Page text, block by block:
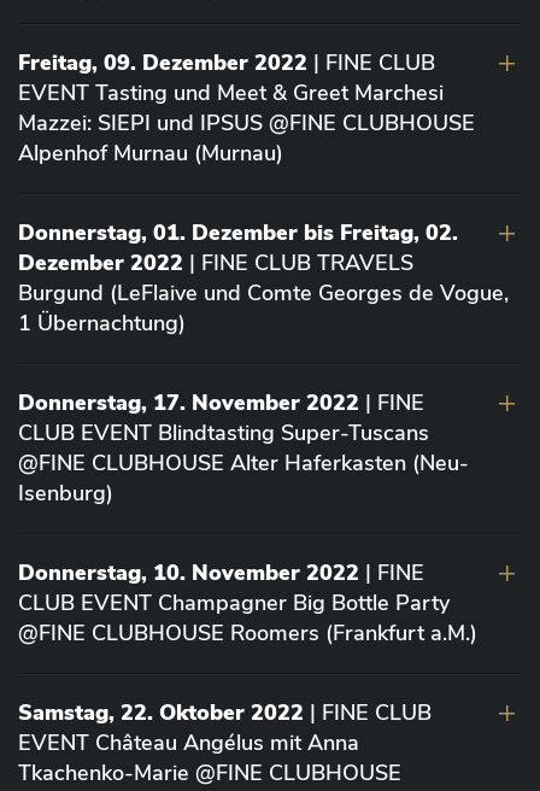
Freitag, 09. Dezember 2022 | FINE CLUB
EVENT Tasting und Meet & Greet Marchesi
Mazzei: SIEPI und IPSUS @FINE CLUBHOUSE
Alpenhof Murnau (Murnau)
Donnerstag, 01. Dezember bis Freitag, 02.
Dezember 2022 | FINE CLUB TRAVELS
Burgund (LeFlaive und Comte Georges de Vogue,
1 Übernachtung)
Donnerstag, 17. November 2022 | FINE
CLUB EVENT Blindtasting Super-Tuscans
@FINE CLUBHOUSE Alter Haferkasten (Neu-
Isenburg)
Donnerstag, 10. November 2022 | FINE
CLUB EVENT Champagner Big Bottle Party
@FINE CLUBHOUSE Roomers (Frankfurt a.M.)
Samstag, 22. Oktober 2022 | FINE CLUB
EVENT Château Angélus mit Anna
Tkachenko-Marie @FINE CLUBHOUSE